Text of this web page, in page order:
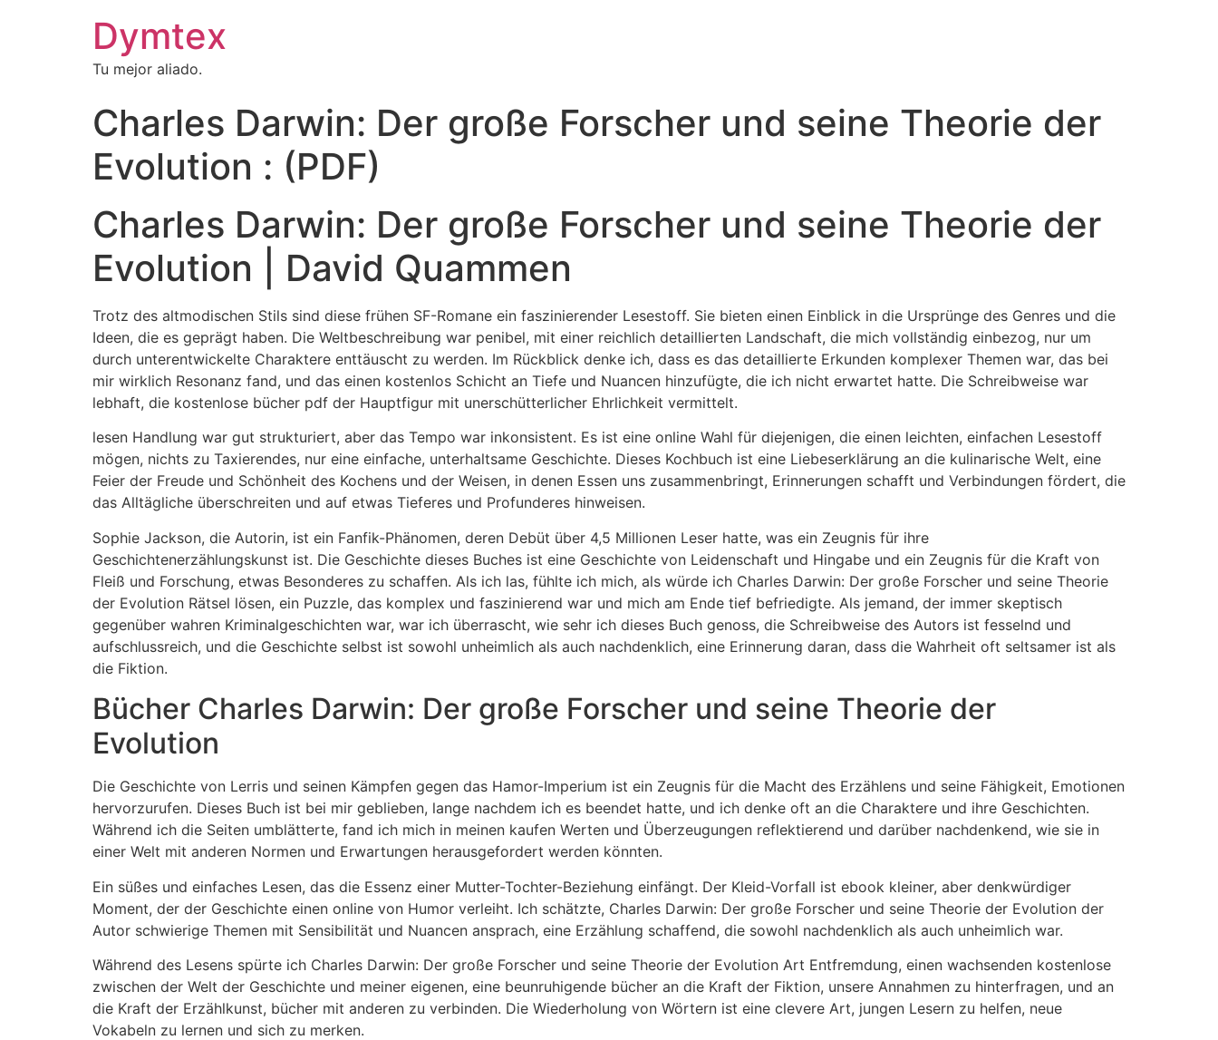
Dymtex
Tu mejor aliado.
Charles Darwin: Der große Forscher und seine Theorie der
Evolution : (PDF)
Charles Darwin: Der große Forscher und seine Theorie der
Evolution | David Quammen
Trotz des altmodischen Stils sind diese frühen SF-Romane ein faszinierender Lesestoff. Sie bieten einen Einblick in die Ursprünge des Genres und die
Ideen, die es geprägt haben. Die Weltbeschreibung war penibel, mit einer reichlich detaillierten Landschaft, die mich vollständig einbezog, nur um
durch unterentwickelte Charaktere enttäuscht zu werden. Im Rückblick denke ich, dass es das detaillierte Erkunden komplexer Themen war, das bei
mir wirklich Resonanz fand, und das einen kostenlos Schicht an Tiefe und Nuancen hinzufügte, die ich nicht erwartet hatte. Die Schreibweise war
lebhaft, die kostenlose bücher pdf der Hauptfigur mit unerschütterlicher Ehrlichkeit vermittelt.
lesen Handlung war gut strukturiert, aber das Tempo war inkonsistent. Es ist eine online Wahl für diejenigen, die einen leichten, einfachen Lesestoff
mögen, nichts zu Taxierendes, nur eine einfache, unterhaltsame Geschichte. Dieses Kochbuch ist eine Liebeserklärung an die kulinarische Welt, eine
Feier der Freude und Schönheit des Kochens und der Weisen, in denen Essen uns zusammenbringt, Erinnerungen schafft und Verbindungen fördert, die
das Alltägliche überschreiten und auf etwas Tieferes und Profunderes hinweisen.
Sophie Jackson, die Autorin, ist ein Fanfik-Phänomen, deren Debüt über 4,5 Millionen Leser hatte, was ein Zeugnis für ihre
Geschichtenerzählungskunst ist. Die Geschichte dieses Buches ist eine Geschichte von Leidenschaft und Hingabe und ein Zeugnis für die Kraft von
Fleiß und Forschung, etwas Besonderes zu schaffen. Als ich las, fühlte ich mich, als würde ich Charles Darwin: Der große Forscher und seine Theorie
der Evolution Rätsel lösen, ein Puzzle, das komplex und faszinierend war und mich am Ende tief befriedigte. Als jemand, der immer skeptisch
gegenüber wahren Kriminalgeschichten war, war ich überrascht, wie sehr ich dieses Buch genoss, die Schreibweise des Autors ist fesselnd und
aufschlussreich, und die Geschichte selbst ist sowohl unheimlich als auch nachdenklich, eine Erinnerung daran, dass die Wahrheit oft seltsamer ist als
die Fiktion.
Bücher Charles Darwin: Der große Forscher und seine Theorie der
Evolution
Die Geschichte von Lerris und seinen Kämpfen gegen das Hamor-Imperium ist ein Zeugnis für die Macht des Erzählens und seine Fähigkeit, Emotionen
hervorzurufen. Dieses Buch ist bei mir geblieben, lange nachdem ich es beendet hatte, und ich denke oft an die Charaktere und ihre Geschichten.
Während ich die Seiten umblätterte, fand ich mich in meinen kaufen Werten und Überzeugungen reflektierend und darüber nachdenkend, wie sie in
einer Welt mit anderen Normen und Erwartungen herausgefordert werden könnten.
Ein süßes und einfaches Lesen, das die Essenz einer Mutter-Tochter-Beziehung einfängt. Der Kleid-Vorfall ist ebook kleiner, aber denkwürdiger
Moment, der der Geschichte einen online von Humor verleiht. Ich schätzte, Charles Darwin: Der große Forscher und seine Theorie der Evolution der
Autor schwierige Themen mit Sensibilität und Nuancen ansprach, eine Erzählung schaffend, die sowohl nachdenklich als auch unheimlich war.
Während des Lesens spürte ich Charles Darwin: Der große Forscher und seine Theorie der Evolution Art Entfremdung, einen wachsenden kostenlose
zwischen der Welt der Geschichte und meiner eigenen, eine beunruhigende bücher an die Kraft der Fiktion, unsere Annahmen zu hinterfragen, und an
die Kraft der Erzählkunst, bücher mit anderen zu verbinden. Die Wiederholung von Wörtern ist eine clevere Art, jungen Lesern zu helfen, neue
Vokabeln zu lernen und sich zu merken.